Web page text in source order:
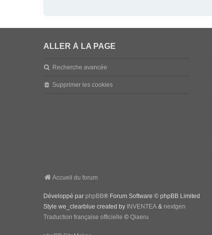
ALLER À LA PAGE
Recherche avancée
Supprimer les cookies
Accueil du forum
Développé par phpBB® Forum Software © phpBB Limited
Style we_clearblue created by INVENTEA & nextgen
Traduction française officielle © Qiaeru